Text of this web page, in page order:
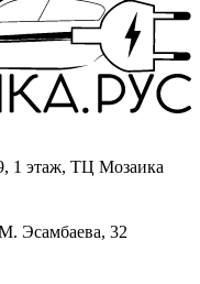
1 этаж, ТЦ Мозаика
Эсамбаева, 32